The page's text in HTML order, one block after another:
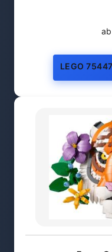
ab
LEGO